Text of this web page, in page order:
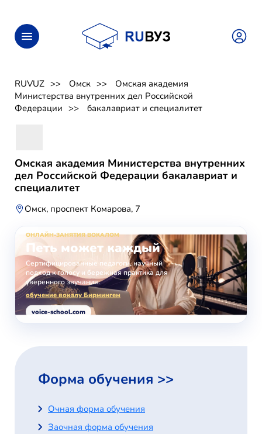
RUVUZ Омск
Омская академия
Министерства внутренних дел Российской
Федерации
бакалавриат и специалитет
Омская академия Министерства внутренних
дел Российской Федерации бакалавриат и
специалитет
Омск, проспект Комарова, 7
ОНЛАЙН-ЗАНЯТИЯ ВОКАЛОМ
Петь может каждый
Сертифицированные педагоги, научный
подход к голосу и бережная практика для
уверенного звучания.
обучение вокалу Бирмингем
voice-school.com
Форма обучения >>
Очная форма обучения
Заочная форма обучения